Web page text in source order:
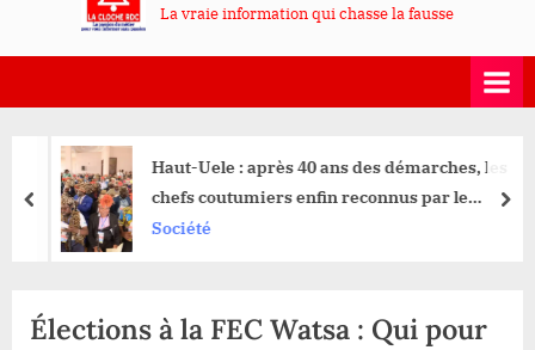
La vraie information qui chasse la fausse
Haut-Uele : après 40 ans des démarches, les
chefs coutumiers enfin reconnus par le
gouvernement central
Société
prev
Élections à la FEC Watsa : Qui pour